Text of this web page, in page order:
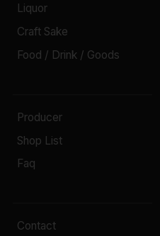
Liquor
Craft Sake
Food / Drink / Goods
Producer
Shop List
Faq
Contact